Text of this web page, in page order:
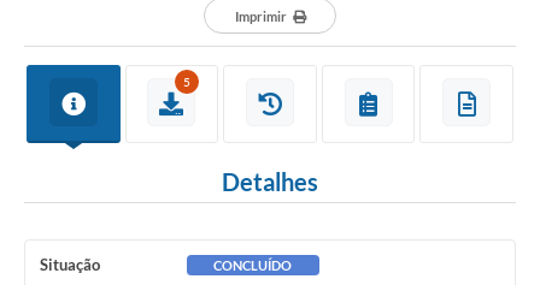
Imprimir
5
Detalhes
Situação CONCLUÍDO